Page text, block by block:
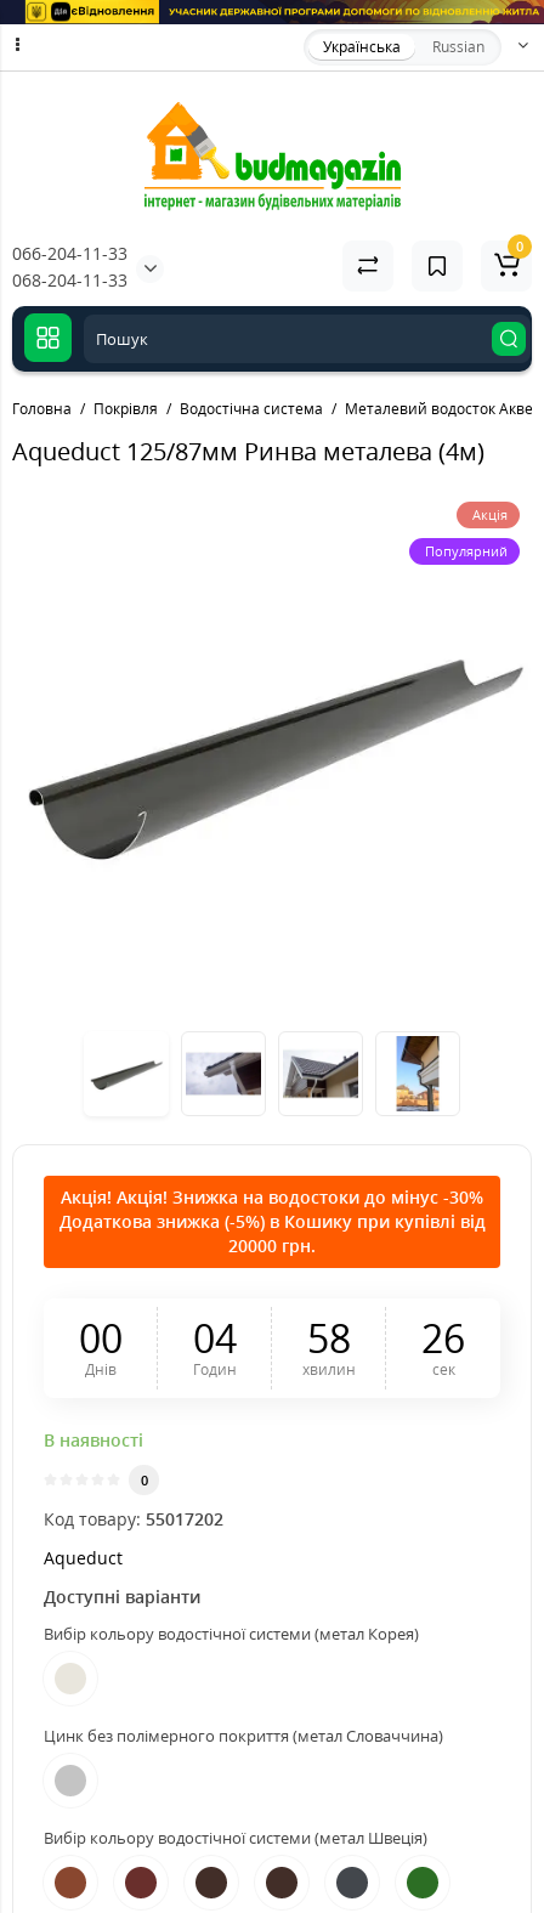
Українська Russian
066-204-11-33
068-204-11-33
0
Головна Покрівля Водостічна система Металевий водосток
Aqueduct 125/87мм Ринва металева (4м)
Акція
Популярний
Акція! Акція! Знижка на водостоки до мінус -30%
Додаткова знижка (-5%) в Кошику при купівлі від
20000 грн.
00
Днів
04
Годин
58
хвилин
25
сек
В наявності
0
Код товару: 55017202
Aqueduct
Доступні варіанти
Вибір кольору водостічної системи (метал Корея)
Цинк без полімерного покриття (метал Словаччина)
Вибір кольору водостічної системи (метал Швеція)